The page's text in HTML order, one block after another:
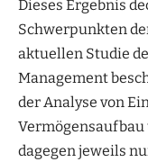
Dieses Ergebnis
Schwerpunkten
aktuellen Studie
Management
der Analyse von
dagegen jeweils